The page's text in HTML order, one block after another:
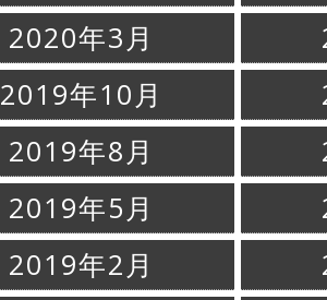
2020年3月
2019年10月
2019年8月
2019年5月
2019年2月